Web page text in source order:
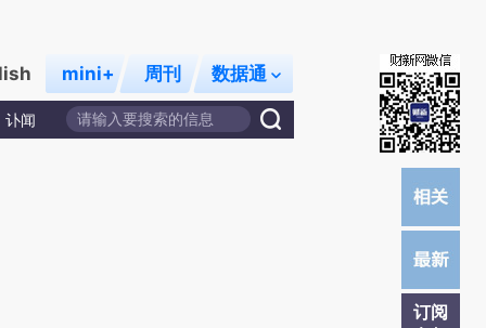
mini+ 周刊 数据通
讣闻
订阅